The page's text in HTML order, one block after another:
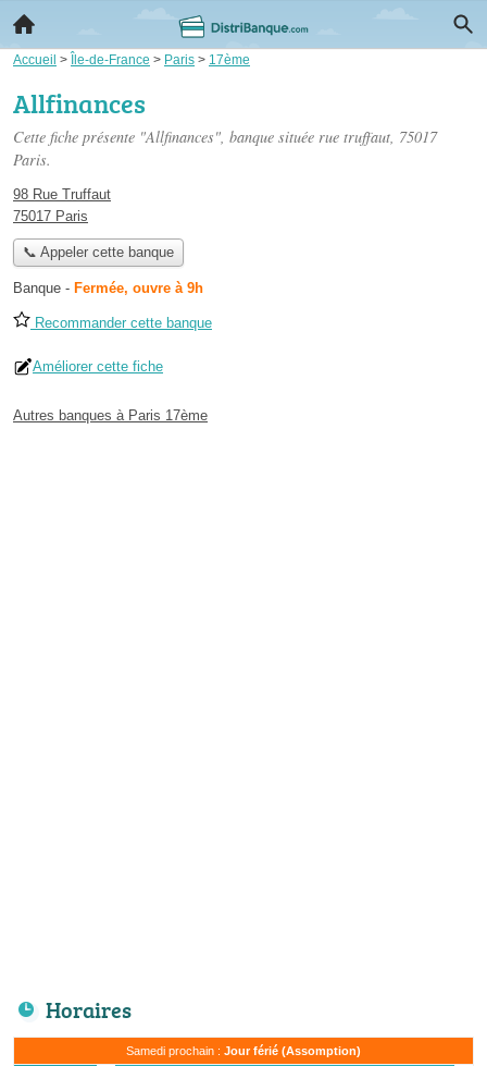
Accueil > Île-de-France > Paris > 17ème
Allfinances
Cette fiche présente "Allfinances", banque située rue truffaut, 75017
Paris.
98 Rue Truffaut
75017 Paris
📞 Appeler cette banque
Banque - Fermée, ouvre à 9h
Recommander cette banque
Améliorer cette fiche
Autres banques à Paris 17ème
Horaires
Samedi prochain : Jour férié (Assomption)